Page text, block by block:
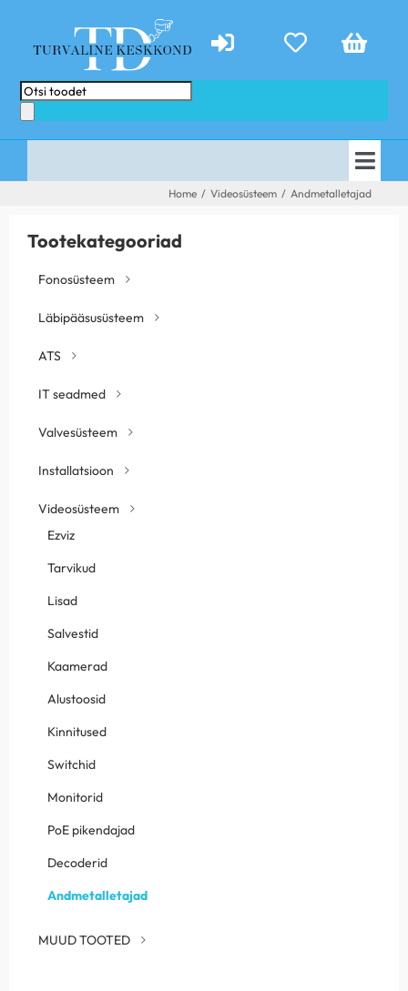
content
Products
search
PAKKUMISED
TEENUSED
TEHTUD TÖÖD
UUDISED
Home / Videosüsteem / Andmetalletajad
Tootekategooriad
Fonosüsteem
Läbipääsusüsteem
ATS
IT seadmed
Valvesüsteem
Installatsioon
Videosüsteem
Ezviz
Tarvikud
Lisad
Salvestid
Kaamerad
Alustoosid
Kinnitused
Switchid
Monitorid
PoE pikendajad
Decoderid
Andmetalletajad
MUUD TOOTED